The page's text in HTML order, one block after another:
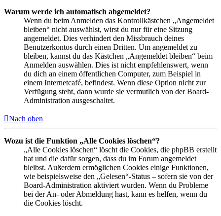
Warum werde ich automatisch abgemeldet?
Wenn du beim Anmelden das Kontrollkästchen „Angemeldet
bleiben“ nicht auswählst, wirst du nur für eine Sitzung
angemeldet. Dies verhindert den Missbrauch deines
Benutzerkontos durch einen Dritten. Um angemeldet zu
bleiben, kannst du das Kästchen „Angemeldet bleiben“ beim
Anmelden auswählen. Dies ist nicht empfehlenswert, wenn
du dich an einem öffentlichen Computer, zum Beispiel in
einem Internetcafé, befindest. Wenn diese Option nicht zur
Verfügung steht, dann wurde sie vermutlich von der Board-
Administration ausgeschaltet.
Nach oben
Wozu ist die Funktion „Alle Cookies löschen“?
„Alle Cookies löschen“ löscht die Cookies, die phpBB erstellt
hat und die dafür sorgen, dass du im Forum angemeldet
bleibst. Außerdem ermöglichen Cookies einige Funktionen,
wie beispielsweise den „Gelesen“-Status – sofern sie von der
Board-Administration aktiviert wurden. Wenn du Probleme
bei der An- oder Abmeldung hast, kann es helfen, wenn du
die Cookies löscht.